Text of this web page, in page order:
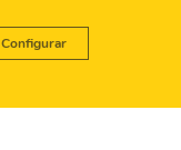
Configurar